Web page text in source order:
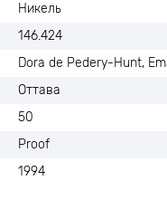
Никель
146.424
Dora de Pedery-Hunt,
Оттава
50
Proof
1994